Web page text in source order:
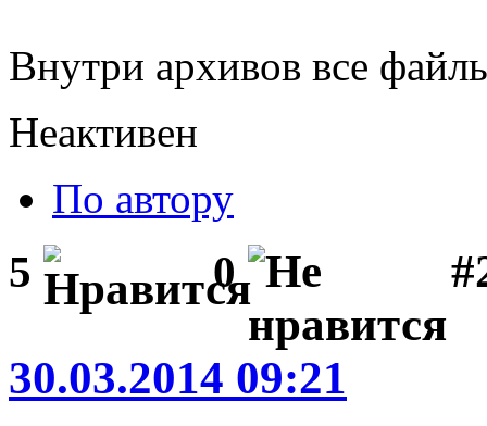
Внутри архивов все
Неактивен
По автору
5 0
30.03.2014 09:21